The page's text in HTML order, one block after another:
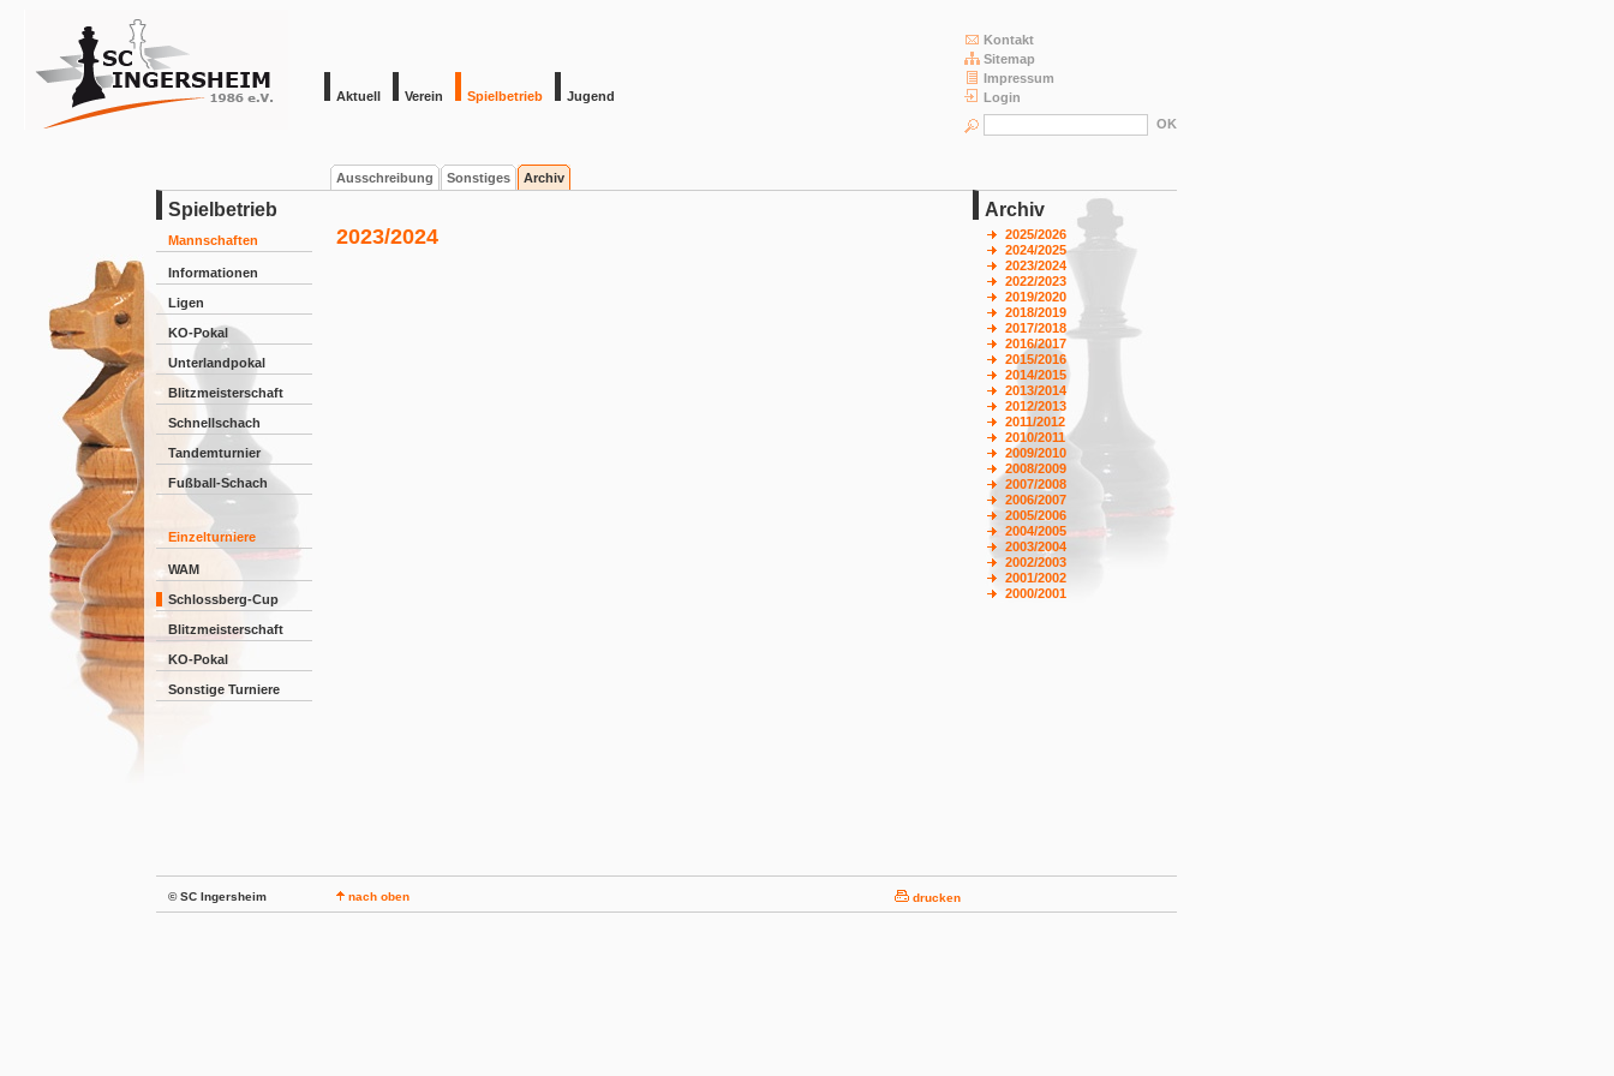
Aktuell Verein Spielbetrieb Jugend
Kontakt
Sitemap
Impressum
Login
Ausschreibung Sonstiges Archiv
Spielbetrieb
Mannschaften
Informationen
Ligen
KO-Pokal
Unterlandpokal
Blitzmeisterschaft
Schnellschach
Tandemturnier
Fußball-Schach
Einzelturniere
WAM
Schlossberg-Cup
Blitzmeisterschaft
KO-Pokal
Sonstige Turniere
2023/2024
Archiv
2025/2026
2024/2025
2023/2024
2022/2023
2019/2020
2018/2019
2017/2018
2016/2017
2015/2016
2014/2015
2013/2014
2012/2013
2011/2012
2010/2011
2009/2010
2008/2009
2007/2008
2006/2007
2005/2006
2004/2005
2003/2004
2002/2003
2001/2002
2000/2001
© SC Ingersheim nach oben drucken